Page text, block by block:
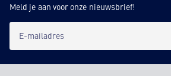
Meld je aan voor onze nieuwsbrief!
E-mailadres